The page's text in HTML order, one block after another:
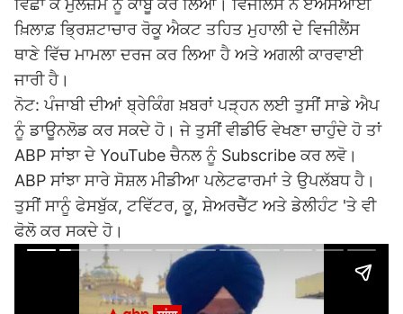
ਵਿਛਾ ਕੇ ਮੁਲਜ਼ਮ ਨੂੰ ਕਾਬੂ ਕਰ ਲਿਆ। ਵਿਜੀਲੈਂਸ ਨੇ ਏਐਸਆਈ
ਖ਼ਿਲਾਫ਼ ਭ੍ਰਿਸ਼ਟਾਚਾਰ ਰੋਕੂ ਐਕਟ ਤਹਿਤ ਮੁਹਾਲੀ ਦੇ ਵਿਜੀਲੈਂਸ
ਥਾਣੇ ਵਿੱਚ ਮਾਮਲਾ ਦਰਜ ਕਰ ਲਿਆ ਹੈ ਅਤੇ ਅਗਲੀ ਕਾਰਵਾਈ
ਜਾਰੀ ਹੈ।
ਨੋਟ: ਪੰਜਾਬੀ ਦੀਆਂ ਬ੍ਰੇਕਿੰਗ ਖ਼ਬਰਾਂ ਪੜ੍ਹਨ ਲਈ ਤੁਸੀਂ ਸਾਡੇ ਐਪ
ਨੂੰ ਡਾਊਨਲੋਡ ਕਰ ਸਕਦੇ ਹੋ। ਜੇ ਤੁਸੀਂ ਵੀਡੀਓ ਵੇਖਣਾ ਚਾਹੁੰਦੇ ਹੋ ਤਾਂ
ABP ਸਾਂਝਾ ਦੇ YouTube ਚੈਨਲ ਨੂੰ Subscribe ਕਰ ਲਵੋ।
ABP ਸਾਂਝਾ ਸਾਰੇ ਸੋਸ਼ਲ ਮੀਡੀਆ ਪਲੇਟਫਾਰਮਾਂ ਤੇ ਉਪਲੱਬਧ ਹੈ।
ਤੁਸੀਂ ਸਾਨੂੰ ਫੇਸਬੁੱਕ, ਟਵਿੱਟਰ, ਕੂ, ਸ਼ੇਅਰਚੈੱਟ ਅਤੇ ਡੇਲੀਹੰਟ 'ਤੇ ਵੀ
ਫੋਲੋ ਕਰ ਸਕਦੇ ਹੋ।